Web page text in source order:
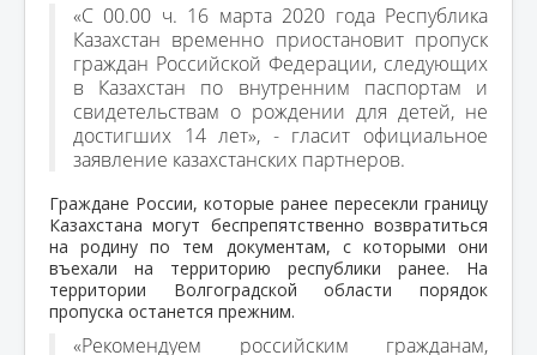
«С 00.00 ч. 16 марта 2020 года Республика
Казахстан временно приостановит пропуск
граждан Российской Федерации, следующих
в Казахстан по внутренним паспортам и
свидетельствам о рождении для детей, не
достигших 14 лет», - гласит официальное
заявление казахстанских партнеров.
Граждане России, которые ранее пересекли границу
Казахстана могут беспрепятственно возвратиться
на родину по тем документам, с которыми они
въехали на территорию республики ранее. На
территории Волгоградской области порядок
пропуска останется прежним.
«Рекомендуем российским гражданам,